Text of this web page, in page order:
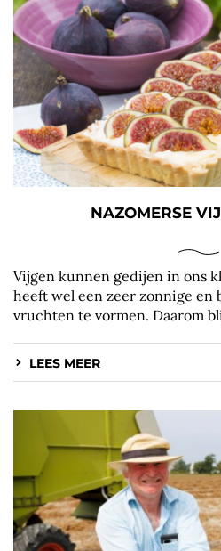
NAZOMERSE
Vijgen kunnen gedijen in ons
heeft wel een zeer zonnige en
vruchten te vormen. Daarom
LEES MEER